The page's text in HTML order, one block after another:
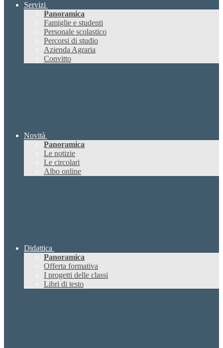
Servizi
Panoramica
Famiglie e studenti
Personale scolastico
Percorsi di studio
Azienda Agraria
Convitto
Novità
Panoramica
Le notizie
Le circolari
Albo online
Didattica
Panoramica
Offerta formativa
I progetti delle classi
Libri di testo